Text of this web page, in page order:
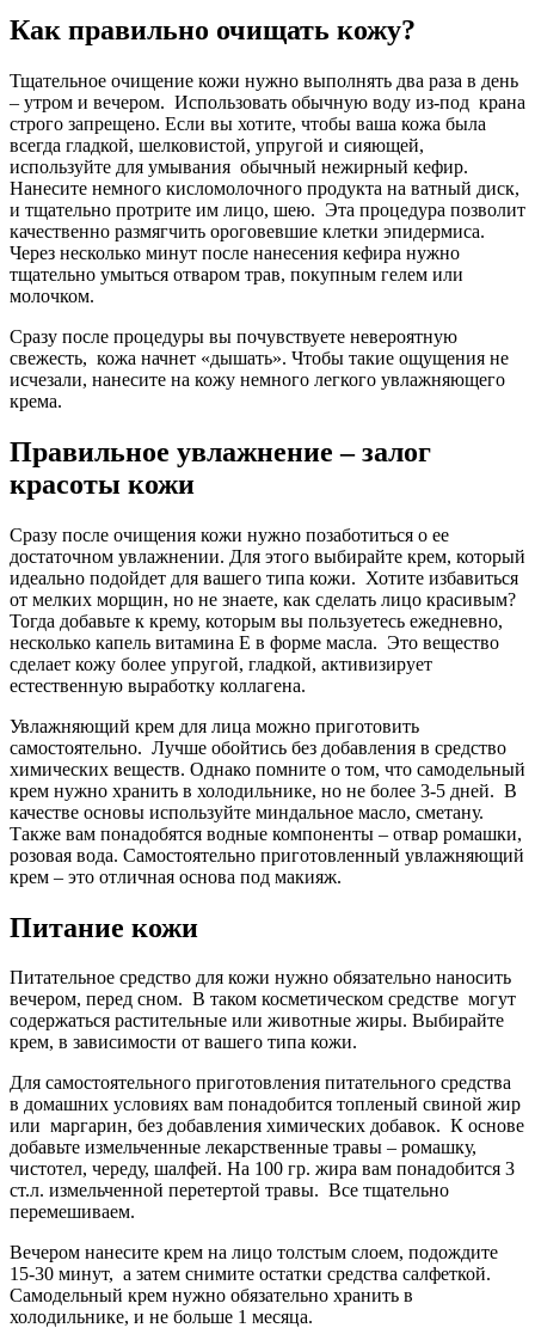
Как правильно очищать кожу?
Тщательное очищение кожи нужно выполнять два раза в день
– утром и вечером. Использовать обычную воду из-под крана
строго запрещено. Если вы хотите, чтобы ваша кожа была
всегда гладкой, шелковистой, упругой и сияющей,
используйте для умывания обычный нежирный кефир.
Нанесите немного кисломолочного продукта на ватный диск,
и тщательно протрите им лицо, шею. Эта процедура позволит
качественно размягчить ороговевшие клетки эпидермиса.
Через несколько минут после нанесения кефира нужно
тщательно умыться отваром трав, покупным гелем или
молочком.
Сразу после процедуры вы почувствуете невероятную
свежесть, кожа начнет «дышать». Чтобы такие ощущения не
исчезали, нанесите на кожу немного легкого увлажняющего
крема.
Правильное увлажнение – залог
красоты кожи
Сразу после очищения кожи нужно позаботиться о ее
достаточном увлажнении. Для этого выбирайте крем, который
идеально подойдет для вашего типа кожи. Хотите избавиться
от мелких морщин, но не знаете, как сделать лицо красивым?
Тогда добавьте к крему, которым вы пользуетесь ежедневно,
несколько капель витамина Е в форме масла. Это вещество
сделает кожу более упругой, гладкой, активизирует
естественную выработку коллагена.
Увлажняющий крем для лица можно приготовить
самостоятельно. Лучше обойтись без добавления в средство
химических веществ. Однако помните о том, что самодельный
крем нужно хранить в холодильнике, но не более 3-5 дней. В
качестве основы используйте миндальное масло, сметану.
Также вам понадобятся водные компоненты – отвар ромашки,
розовая вода. Самостоятельно приготовленный увлажняющий
крем – это отличная основа под макияж.
Питание кожи
Питательное средство для кожи нужно обязательно наносить
вечером, перед сном. В таком косметическом средстве могут
содержаться растительные или животные жиры. Выбирайте
крем, в зависимости от вашего типа кожи.
Для самостоятельного приготовления питательного средства
в домашних условиях вам понадобится топленый свиной жир
или маргарин, без добавления химических добавок. К основе
добавьте измельченные лекарственные травы – ромашку,
чистотел, череду, шалфей. На 100 гр. жира вам понадобится 3
ст.л. измельченной перетертой травы. Все тщательно
перемешиваем.
Вечером нанесите крем на лицо толстым слоем, подождите
15-30 минут, а затем снимите остатки средства салфеткой.
Самодельный крем нужно обязательно хранить в
холодильнике, и не больше 1 месяца.